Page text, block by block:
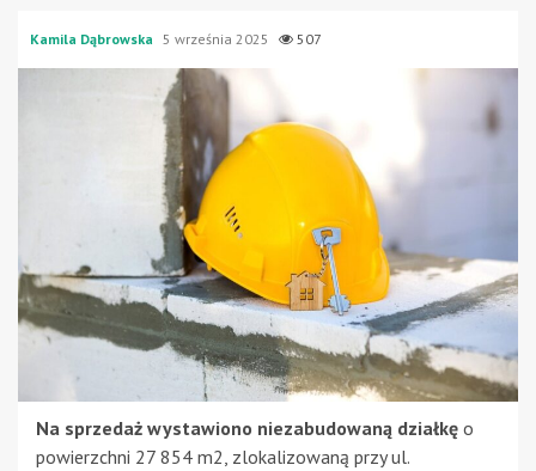
Kamila Dąbrowska 5 września 2025 507
Na sprzedaż wystawiono niezabudowaną działkę o
powierzchni 27 854 m2, zlokalizowaną przy ul.